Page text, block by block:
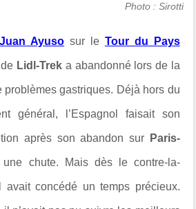
Photo : Sirotti
Juan Ayuso sur le Tour du Pays
Lidl-Trek a abandonné lors de la
problèmes gastriques. Déjà hors du
général, l’Espagnol faisait son
après son abandon surParis-
chute. Mais dès le contre-la-
avait concédé un temps précieux.